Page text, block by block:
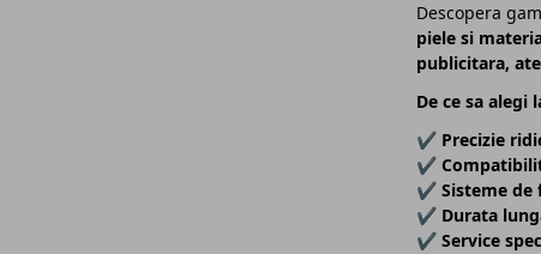
Descopera
piele si
publicitara,
De ce sa alegi
✔ Precizie
✔
✔ Sisteme de
✔ Durata
✔ Service